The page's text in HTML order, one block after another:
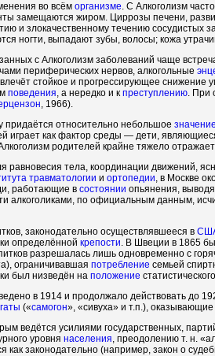
во всём организме. С Алкоголизм
замещаются жиром. Циррозы печени,
и злокачественному течению
ногти, выпадают зубы, волосы; кожа
с Алкоголизм заболеваний чаще
периферических нервов, алкогольные
стойкое и прогрессирующее снижение
поведения, а нередко и к преступлению. При
, 1966).
придаётся относительно небольшое значение
играет как фактор среды — дети,
родителей крайне тяжело
равновесия тела, координации движений,
травматологии и ортопедии, в Москве
работающие в состоянии опьянения,
алкоголиками, по официальным данным,
законодательно осуществлявшееся в
определённой крепости. В Швеции в 1865
разрешалась лишь одновременно с
ограничивавшая потребление семьей
был низведён на положение статистического
в 1914 и продолжало действовать до
(«самогон», «сивуха» и т.п.),
ведётся усилиями государственных,
уровня населения, преодолению т. н.
законодательно (например, закон о